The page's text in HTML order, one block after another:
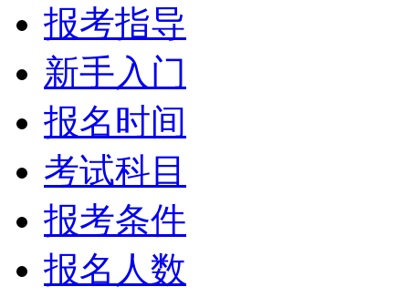
报考指导
新手入门
报名时间
考试科目
报考条件
报名人数